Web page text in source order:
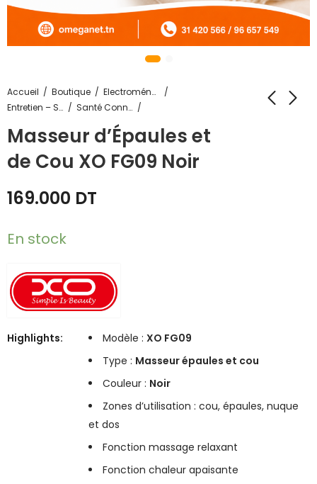
Accueil Boutique
Electroménager
Entretien – Soin
Santé Connectée - Bien Être - Massage
Masseur d’Épaules et
de Cou XO FG09 Noir
169.000 DT
En stock
Highlights: Modèle : XO FG09
Type : Masseur épaules et cou
Couleur : Noir
Zones d’utilisation : cou, épaules, nuque
et dos
Fonction massage relaxant
Fonction chaleur apaisante